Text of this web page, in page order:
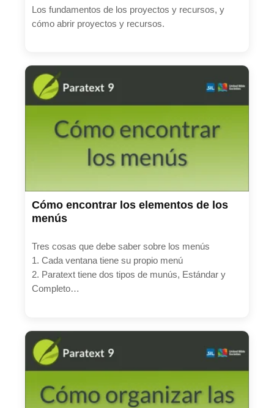
Los fundamentos de los proyectos y recursos, y
cómo abrir proyectos y recursos.
Cómo encontrar los elementos de los
menús
Tres cosas que debe saber sobre los menús
1. Cada ventana tiene su propio menú
2. Paratext tiene dos tipos de munús, Estándar y
Completo